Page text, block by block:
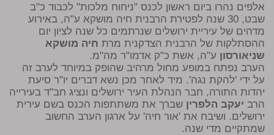
אלפים נהרו ביום ראשון לכנס "ניחוח מלכות" לכבוד כ"ב
שבט, 30 שנה לפטירת הרבנית חיה מושקא ע"ה, באירוע
מדהים של עיריית ירושלים שנרתמים כל שנה לציון יום
ההסתלקות של הרבנית הצדקנית מרת חיה מושקא
שניאורסון ע"ה, אשת כ"ק אדמו"ר מה"מ.
הערב נפתח במופע מחול מרהיב שהופק במיוחד לערב זה
על ידי 'להקת נגה'. מיד לאחר מכן נשא דברים יו"ר סיעת
יהדות התורה, חבר הנהלת העיר ירושלים ונציג חב"ד בעירייה
הרב יעקב הלפרין שברך את משתתפות הכנס בשם עירית
ירושלים. ושיבח את 'אור חיה' על ארגון הערב החשוב
שמתקיים מדי שנה.